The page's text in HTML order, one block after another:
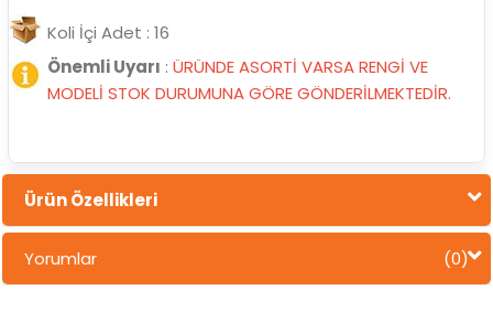
Koli İçi Adet : 16
Önemli Uyarı : ÜRÜNDE ASORTİ VARSA RENGİ VE
MODELİ STOK DURUMUNA GÖRE GÖNDERİLMEKTEDİR.
Ürün Özellikleri
Yorumlar (0)